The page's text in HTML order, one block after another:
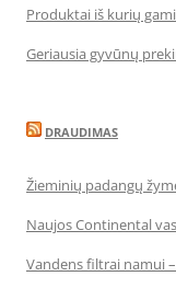
Produktai iš kurių
Geriausia gyvūnų
DRAUDIMAS
Žieminių padangų
Naujos Continental
Vandens filtrai namui